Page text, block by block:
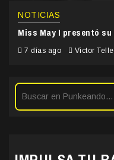
NOTICIAS
Miss May I presentó su
7 días ago Victor